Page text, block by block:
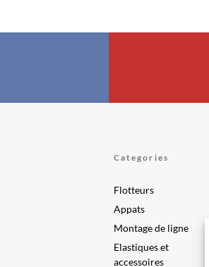
Categories
Flotteurs
Appats
Montage de ligne
Elastiques et
accessoires